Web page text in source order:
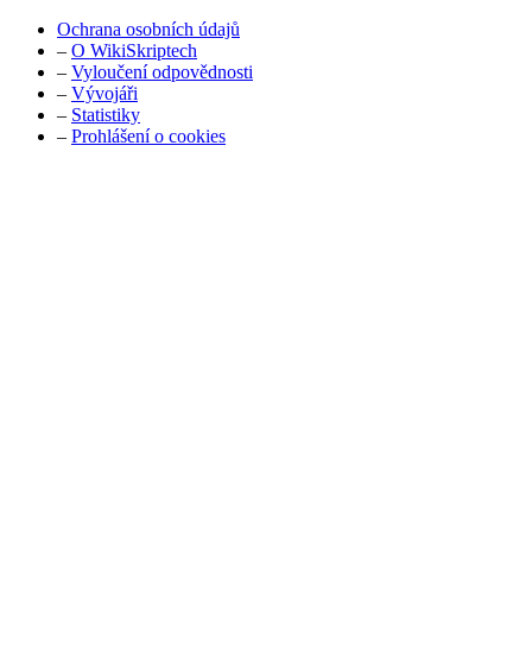
Ochrana osobních údajů
– O WikiSkriptech
– Vyloučení odpovědnosti
– Vývojáři
– Statistiky
– Prohlášení o cookies